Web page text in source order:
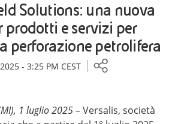
Solutions: una nuova
prodotti e servizi per
perforazione petrolifera
- 3:25 PM CEST
1 luglio 2025– Versalis, società